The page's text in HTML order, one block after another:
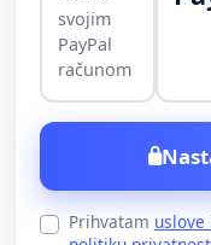
svojim
PayPal
računom
Prihvatam uslove